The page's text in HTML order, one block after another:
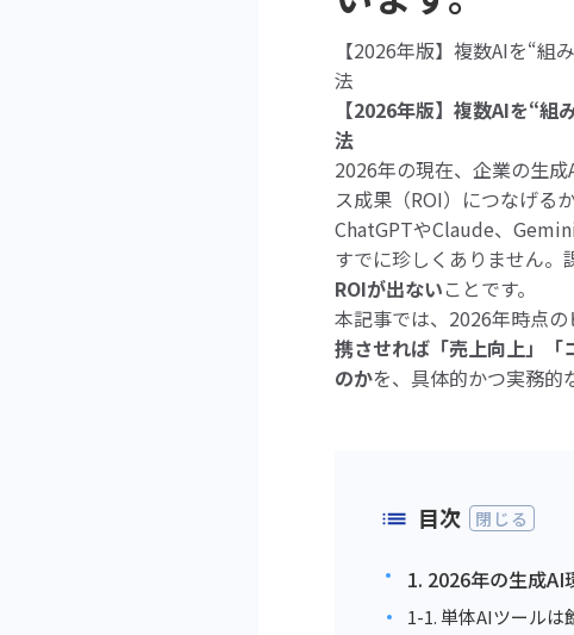
【2026年版】複数AIを“
法
【2026年版】複数AIを“
法
2026年の現在、企業の生
ス成果（ROI）につなげる
ChatGPTやClaude、
すでに珍しくありません。
ROIが出ないことです。
本記事では、2026年時点の
携させれば「売上向上」「
のかを、具体的かつ実務的
閉じる
目次
1. 2026年の生成AI
1-1. 単体AIツールは